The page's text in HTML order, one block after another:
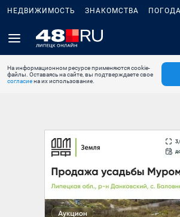
НЕДВИЖИМОСТЬ ЗНАКОМСТВА ПОГОДА
На информационном ресурсе применяются cookie-
файлы. Оставаясь на сайте, вы подтверждаете свое
согласиена их использование.